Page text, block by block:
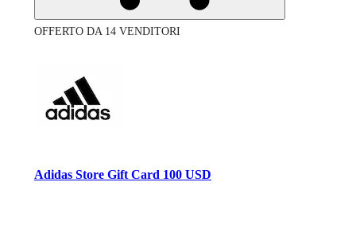
OFFERTO DA 14 VENDITORI
Adidas Store Gift Card 100 USD